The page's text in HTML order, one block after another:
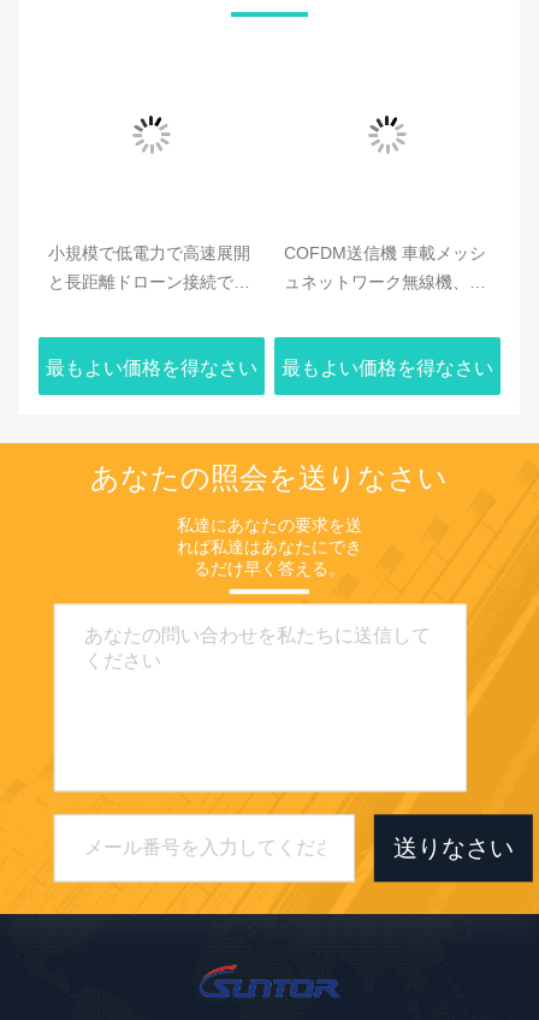
小規模で低電力で高速展開
と長距離ドローン接続でド
適化
最もよい価格を得なさい
COFDM送信機 車載メッシ
ュネットワーク無線機、2U
トウェイ不要の無線通信を
サポート
最もよい価格を得なさい
あなたの照会を送りなさい
私達にあなたの要求を送
れば私達はあなたにでき
るだけ早く答える。
送りなさい